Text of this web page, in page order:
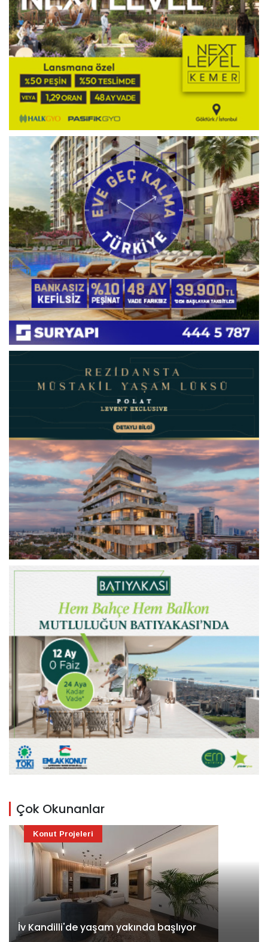
Çok Okunanlar
İv Kandilli'de yaşam yakında başlıyor
Konut Projeleri